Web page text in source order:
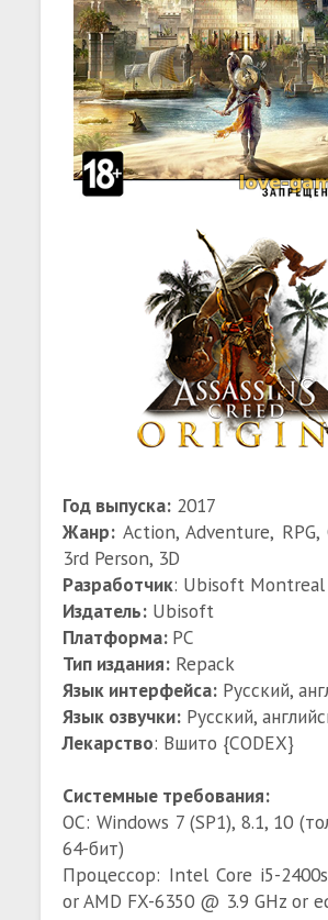
Год выпуска: 2017
Жанр: Action, Adventure, RPG,
3rd Person, 3D
Разработчик: Ubisoft Montreal
Издатель: Ubisoft
Платформа: PC
Тип издания: Repack
Язык интерфейса: Русский,
Язык озвучки: Русский,
Лекарство: Вшито {CODEX}
Cистемные требования:
ОС: Windows 7 (SP1), 8.1, 10
64-бит)
Процессор: Intel Core i5-
or AMD FX-6350 @ 3.9 GHz or